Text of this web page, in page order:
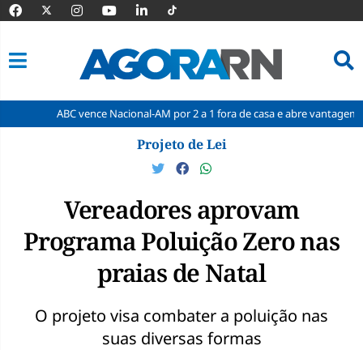
ABC vence Nacional-AM por 2 a 1 fora de casa e abre vantagem nas quartas
Projeto de Lei
Vereadores aprovam
Programa Poluição Zero nas
praias de Natal
O projeto visa combater a poluição nas
suas diversas formas